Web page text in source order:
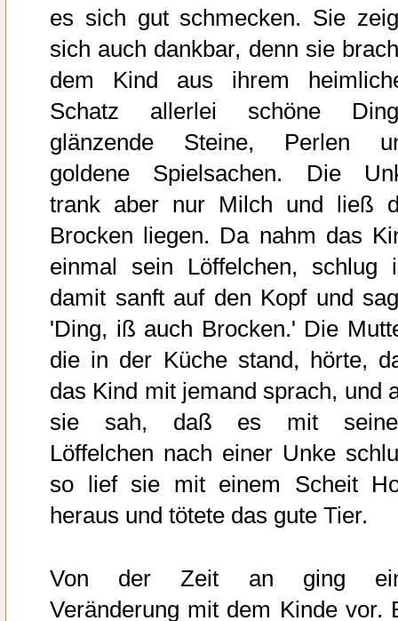
es sich gut schmecken. Sie
sich auch dankbar, denn sie
dem Kind aus ihrem
Schatz allerlei schöne
glänzende Steine, Perlen
goldene Spielsachen. Die
trank aber nur Milch und ließ
Brocken liegen. Da nahm das
einmal sein Löffelchen, schlug
damit sanft auf den Kopf und
'Ding, iß auch Brocken.' Die
die in der Küche stand, hörte,
das Kind mit jemand sprach, und
sie sah, daß es mit
Löffelchen nach einer Unke
so lief sie mit einem Scheit
heraus und tötete das gute Tier.
Von der Zeit an ging
Veränderung mit dem Kinde vor.